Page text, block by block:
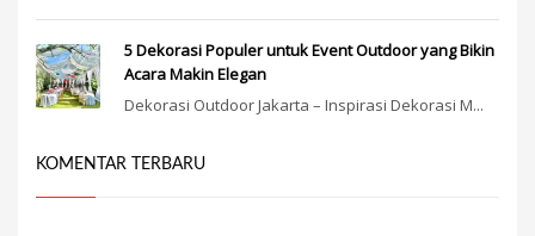
5 Dekorasi Populer untuk Event Outdoor yang Bikin
Acara Makin Elegan
Dekorasi Outdoor Jakarta – Inspirasi Dekorasi M...
KOMENTAR TERBARU